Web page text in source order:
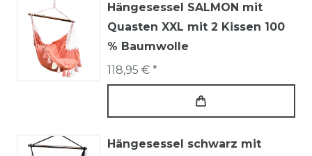
Hängesessel SALMON mit
Quasten XXL mit 2 Kissen 100
% Baumwolle
118,95 € *
Hängesessel schwarz mit